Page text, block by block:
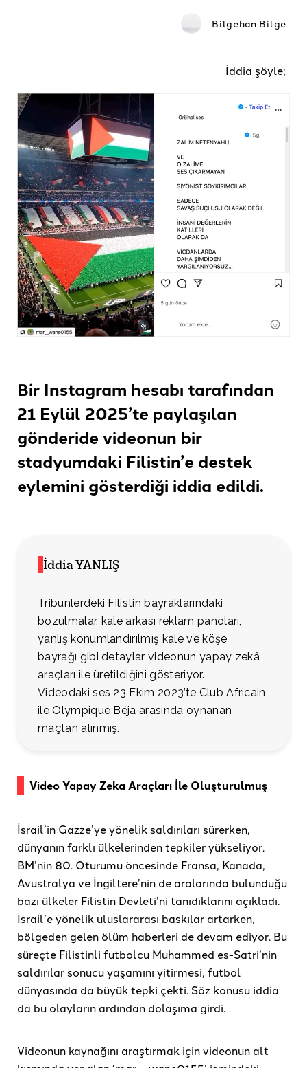
Bilgehan Bilge
İddia şöyle;
Bir Instagram hesabı tarafından
21 Eylül 2025’te paylaşılan
gönderide videonun bir
stadyumdaki Filistin’e destek
eylemini gösterdiği iddia edildi.
İddia YANLIŞ
Tribünlerdeki Filistin bayraklarındaki
bozulmalar, kale arkası reklam panoları,
yanlış konumlandırılmış kale ve köşe
bayrağı gibi detaylar videonun yapay zekâ
araçları ile üretildiğini gösteriyor.
Videodaki ses 23 Ekim 2023’te Club Africain
ile Olympique Béja arasında oynanan
maçtan alınmış.
Video Yapay Zeka Araçları İle Oluşturulmuş
İsrail’in Gazze’ye yönelik saldırıları sürerken,
dünyanın farklı ülkelerinden tepkiler yükseliyor.
BM’nin 80. Oturumu öncesinde Fransa, Kanada,
Avustralya ve İngiltere’nin de aralarında bulunduğu
bazı ülkeler Filistin Devleti’ni tanıdıklarını açıkladı.
İsrail’e yönelik uluslararası baskılar artarken,
bölgeden gelen ölüm haberleri de devam ediyor. Bu
süreçte Filistinli futbolcu Muhammed es-Satri’nin
saldırılar sonucu yaşamını yitirmesi, futbol
dünyasında da büyük tepki çekti. Söz konusu iddia
da bu olayların ardından dolaşıma girdi.
Videonun kaynağını araştırmak için videonun alt